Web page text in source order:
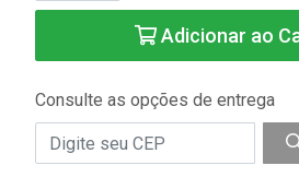
Adicionar ao
Consulte as opções de entrega